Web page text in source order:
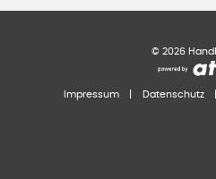
© 2026
Impressum Datenschutz